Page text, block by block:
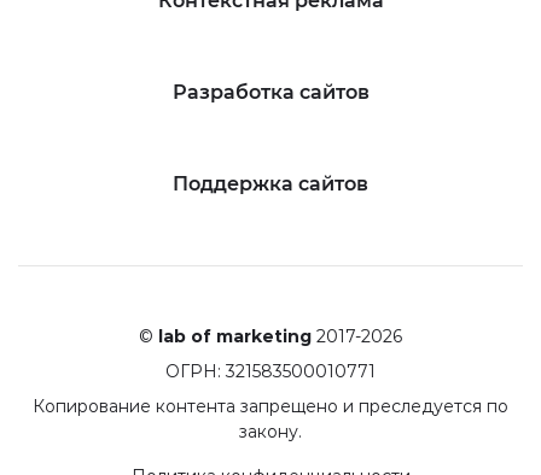
Разработка сайтов
Поддержка сайтов
© lab of marketing 2017-2026
ОГРН: 321583500010771
Копирование контента запрещено и преследуется по
закону.